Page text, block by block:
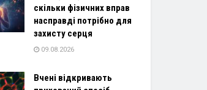
скільки фізичних вправ
насправді потрібно для
захисту серця
09.08.2026
Вчені відкривають